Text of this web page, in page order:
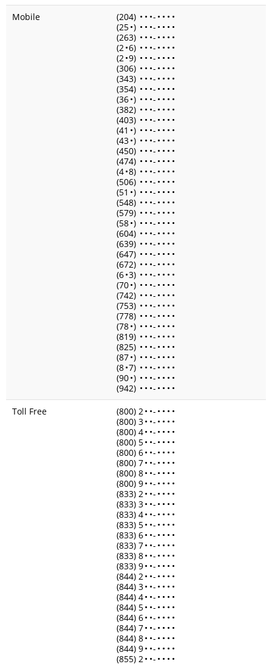
Mobile
(204) • • •- • • • •
(25•) • • •- • • • •
(263) • • •- • • • •
(2•6) • • •- • • • •
(2•9) • • •- • • • •
(306) • • •- • • • •
(343) • • •- • • • •
(354) • • •- • • • •
(36•) • • •- • • • •
(382) • • •- • • • •
(403) • • •- • • • •
(41 •) • • •- • • • •
(43•) • • •- • • • •
(450) • • •- • • • •
(474) • • •- • • • •
(4•8) • • •- • • • •
(506) • • •- • • • •
(51 •) • • •- • • • •
(548) • • •- • • • •
(579) • • •- • • • •
(58•) • • •- • • • •
(604) • • •- • • • •
(639) • • •- • • • •
(647) • • •- • • • •
(672) • • •- • • • •
(6•3) • • •- • • • •
(70•) • • •- • • • •
(742) • • •- • • • •
(753) • • •- • • • •
(778) • • •- • • • •
(78•) • • •- • • • •
(819) • • •- • • • •
(825) • • •- • • • •
(87•) • • •- • • • •
(8•7) • • •- • • • •
(90•) • • •- • • • •
(942) • • •- • • • •
Toll Free
(800) 2• •- • • • •
(800) 3• •- • • • •
(800) 4• •- • • • •
(800) 5• •- • • • •
(800) 6• •- • • • •
(800) 7• •- • • • •
(800) 8• •- • • • •
(800) 9• •- • • • •
(833) 2• •- • • • •
(833) 3• •- • • • •
(833) 4• •- • • • •
(833) 5• •- • • • •
(833) 6• •- • • • •
(833) 7• •- • • • •
(833) 8• •- • • • •
(833) 9• •- • • • •
(844) 2• •- • • • •
(844) 3• •- • • • •
(844) 4• •- • • • •
(844) 5• •- • • • •
(844) 6• •- • • • •
(844) 7• •- • • • •
(844) 8• •- • • • •
(844) 9• •- • • • •
(855) 2• •- • • • •